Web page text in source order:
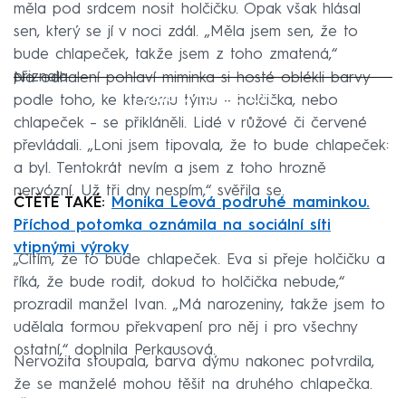
měla pod srdcem nosit holčičku. Opak však hlásal
sen, který se jí v noci zdál. „Měla jsem sen, že to
bude chlapeček, takže jsem z toho zmatená,“
přiznala.
Failed to fetch
Na odhalení pohlaví miminka si hosté oblékli barvy
podle toho, ke kterému týmu – holčička, nebo
chlapeček – se přikláněli. Lidé v růžové či červené
převládali. „Loni jsem tipovala, že to bude chlapeček:
a byl. Tentokrát nevím a jsem z toho hrozně
nervózní. Už tři dny nespím,“ svěřila se.
ČTĚTE TAKÉ:
Monika Leová podruhé maminkou.
Příchod potomka oznámila na sociální síti
vtipnými výroky
„Cítím, že to bude chlapeček. Eva si přeje holčičku a
říká, že bude rodit, dokud to holčička nebude,“
prozradil manžel Ivan. „Má narozeniny, takže jsem to
udělala formou překvapení pro něj i pro všechny
ostatní,“ doplnila Perkausová.
Nervozita stoupala, barva dýmu nakonec potvrdila,
že se manželé mohou těšit na druhého chlapečka.